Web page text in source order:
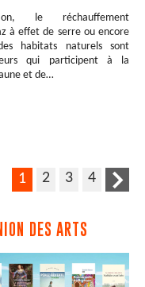
le réchauffement
à effet de serre ou encore
habitats naturels sont
qui participent à la
et de…
1 2 3 4
DES ARTS